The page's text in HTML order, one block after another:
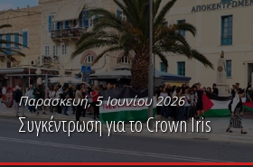
Παρασκευή, 5 Ιουνίου 2026
Συγκέντρωση για το Crown Iris
PLAY VIDEO